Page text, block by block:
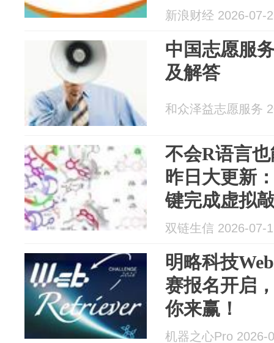
新浪财经 2026-07-
中国志愿服
及解答
和众泽益志愿服务
不会R语言
昨日大更新
键完成虚拟
双链生信 2026-07-
明略科技
赛报名开启
你来赢！
机器之心Pro 2026-